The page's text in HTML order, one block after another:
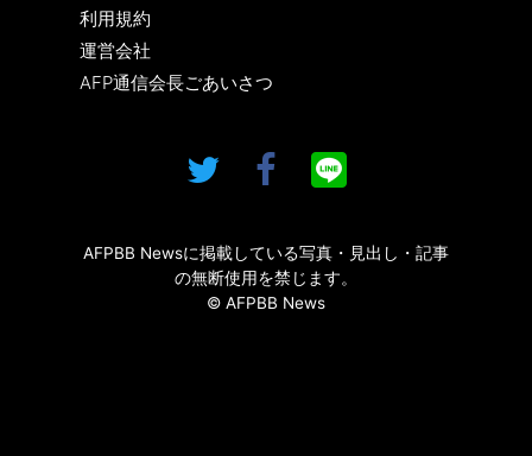
利用規約
運営会社
AFP通信会長ごあいさつ
AFPBB Newsに掲載している写真・見出し・記事
の無断使用を禁じます。
© AFPBB News